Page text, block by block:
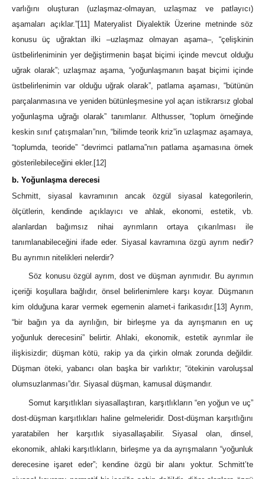
varlığını oluşturan (uzlaşmaz-olmayan, uzlaşmaz ve patlayıcı)
aşamaları açıklar.”[11] Materyalist Diyalektik Üzerine metninde söz
konusu üç uğraktan ilki –uzlaşmaz olmayan aşama–, “çelişkinin
üstbelirleniminin yer değiştirmenin başat biçimi içinde mevcut olduğu
uğrak olarak”; uzlaşmaz aşama, “yoğunlaşmanın başat biçimi içinde
üstbelirlenimin var olduğu uğrak olarak”, patlama aşaması, “bütünün
parçalanmasına ve yeniden bütünleşmesine yol açan istikrarsız global
yoğunlaşma uğrağı olarak” tanımlanır. Althusser, “toplum örneğinde
keskin sınıf çatışmaları”nın, “bilimde teorik kriz”in uzlaşmaz aşamaya,
“toplumda, teoride” “devrimci patlama”nın patlama aşamasına örnek
gösterilebileceğini ekler. [12]
b. Yoğunlaşma derecesi
Schmitt, siyasal kavramının ancak özgül siyasal kategorilerin,
ölçütlerin, kendinde açıklayıcı ve ahlak, ekonomi, estetik, vb.
alanlardan bağımsız nihai ayrımların ortaya çıkarılması ile
tanımlanabileceğini ifade eder. Siyasal kavramına özgü ayrım nedir?
Bu ayrımın nitelikleri nelerdir?
Söz konusu özgül ayrım, dost ve düşman ayrımıdır. Bu ayrımın
içeriği koşullara bağlıdır, önsel belirlenimlere karşı koyar. Düşmanın
kim olduğuna karar vermek egemenin alamet-i farikasıdır. [13] Ayrım,
“bir bağın ya da ayrılığın, bir birleşme ya da ayrışmanın en uç
yoğunluk derecesini” belirtir. Ahlaki, ekonomik, estetik ayrımlar ile
ilişkisizdir; düşman kötü, rakip ya da çirkin olmak zorunda değildir.
Düşman öteki, yabancı olan başka bir varlıktır; “ötekinin varoluşsal
olumsuzlanması”dır. Siyasal düşman, kamusal düşmandır.
Somut karşıtlıkları siyasallaştıran, karşıtlıkların “en yoğun ve uç”
dost-düşman karşıtlıkları haline gelmeleridir. Dost-düşman karşıtlığını
yaratabilen her karşıtlık siyasallaşabilir. Siyasal olan, dinsel,
ekonomik, ahlaki karşıtlıkların, birleşme ya da ayrışmaların “yoğunluk
derecesine işaret eder”; kendine özgü bir alanı yoktur. Schmitt’te